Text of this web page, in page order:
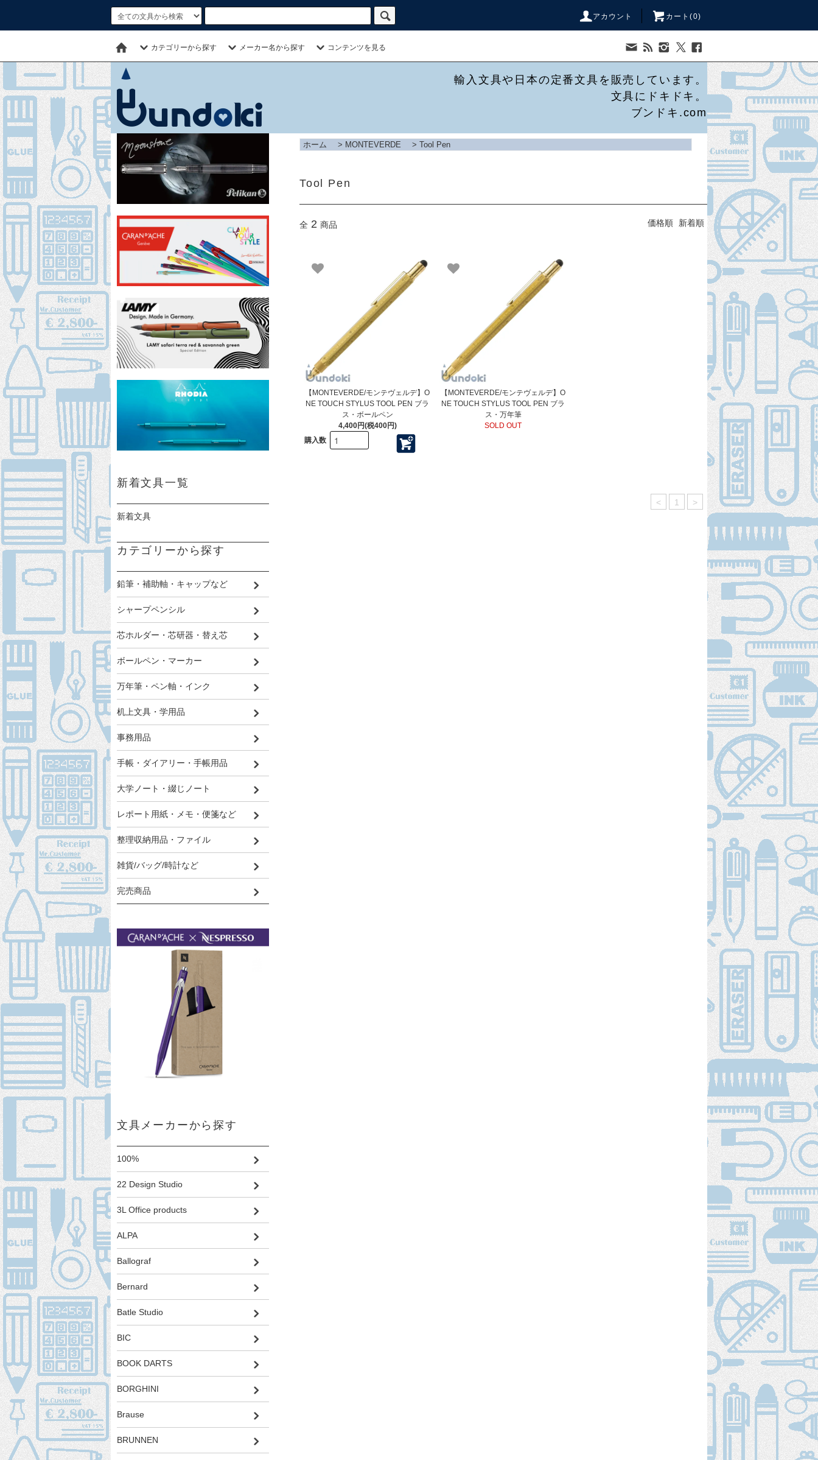
アカウント カート(0)
カテゴリーから探す メーカー名から探す コンテンツを見る
輸入文具や日本の定番文具を販売しています。
文具にドキドキ。
ブンドキ.com
ホーム > MONTEVERDE > Tool Pen
Tool Pen
全 2 商品 価格順 新着順
【MONTEVERDE/モンテヴェルデ】O
NE TOUCH STYLUS TOOL PEN ブラ
ス・ボールペン
4,400円(税400円)
購入数
【MONTEVERDE/モンテヴェルデ】O
NE TOUCH STYLUS TOOL PEN ブラ
ス・万年筆
SOLD OUT
< 1 >
新着文具一覧
新着文具
カテゴリーから探す
鉛筆・補助軸・キャップなど
シャープペンシル
芯ホルダー・芯研器・替え芯
ボールペン・マーカー
万年筆・ペン軸・インク
机上文具・学用品
事務用品
手帳・ダイアリー・手帳用品
大学ノート・綴じノート
レポート用紙・メモ・便箋など
整理収納用品・ファイル
雑貨/バッグ/時計など
完売商品
文具メーカーから探す
100%
22 Design Studio
3L Office products
ALPA
Ballograf
Bernard
Batle Studio
BIC
BOOK DARTS
BORGHINI
Brause
BRUNNEN